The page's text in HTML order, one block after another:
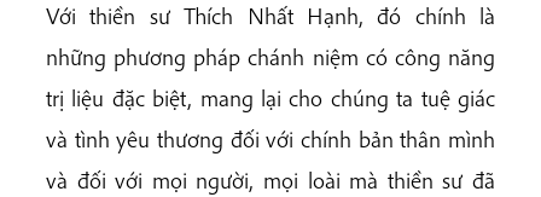
Với thiền sư Thích Nhất Hạnh, đó chính là
những phương pháp chánh niệm có công năng
trị liệu đặc biệt, mang lại cho chúng ta tuệ giác
và tình yêu thương đối với chính bản thân mình
và đối với mọi người, mọi loài mà thiền sư đã